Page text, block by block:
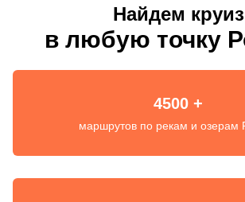
Найдем круиз
в любую точку
4500 +
маршрутов по рекам и озерам